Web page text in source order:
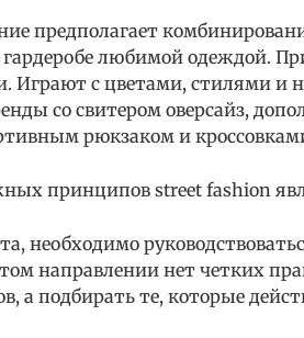
предполагает
любимой одеждой.
Играют с цветами, стилями и
со свитером оверсайз,
рюкзаком и
принципов street fashion
необходимо
направлении нет четких
а подбирать те, которые